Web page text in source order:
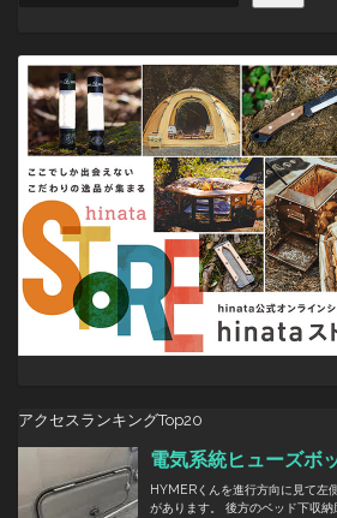
アクセスランキングTop20